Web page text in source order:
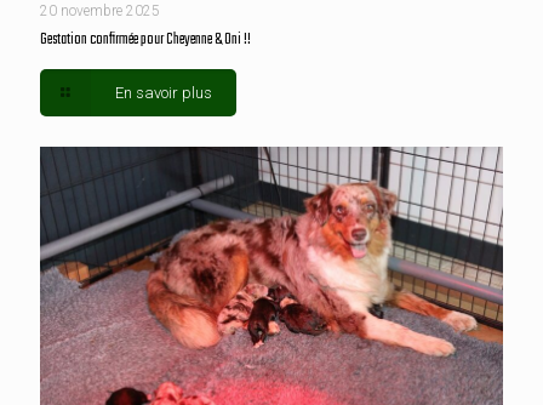
20 novembre 2025
Gestation confirmée pour Cheyenne & Oni !!
En savoir plus